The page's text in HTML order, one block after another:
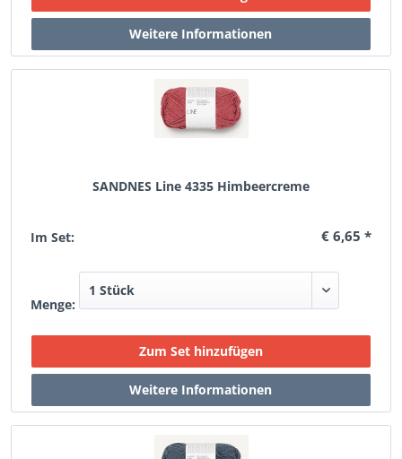
SANDNES Line 4335 Himbeercreme
Im Set: € 6,65 *
Menge: